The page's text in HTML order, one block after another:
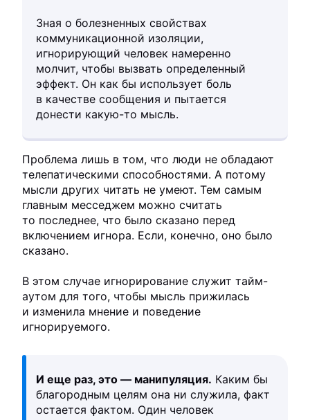
Зная о болезненных свойствах
коммуникационной изоляции,
игнорирующий человек намеренно
молчит, чтобы вызвать определенный
эффект. Он как бы использует боль
в качестве сообщения и пытается
донести какую-то мысль.
Проблема лишь в том, что люди не обладают
телепатическими способностями. А потому
мысли других читать не умеют. Тем самым
главным месседжем можно считать
то последнее, что было сказано перед
включением игнора. Если, конечно, оно было
сказано.
В этом случае игнорирование служит тайм-
аутом для того, чтобы мысль прижилась
и изменила мнение и поведение
игнорируемого.
И еще раз, это — манипуляция. Каким бы
благородным целям она ни служила, факт
остается фактом. Один человек